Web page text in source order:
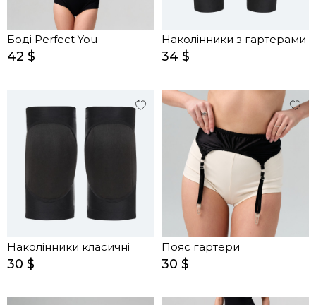
Боді Perfect You
42 $
Наколінники з гартерами
34 $
Наколінники класичні
30 $
Пояс гартери
30 $